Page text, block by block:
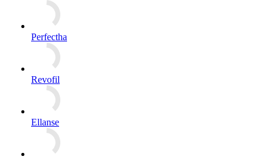
Perfectha
Revofil
Ellanse